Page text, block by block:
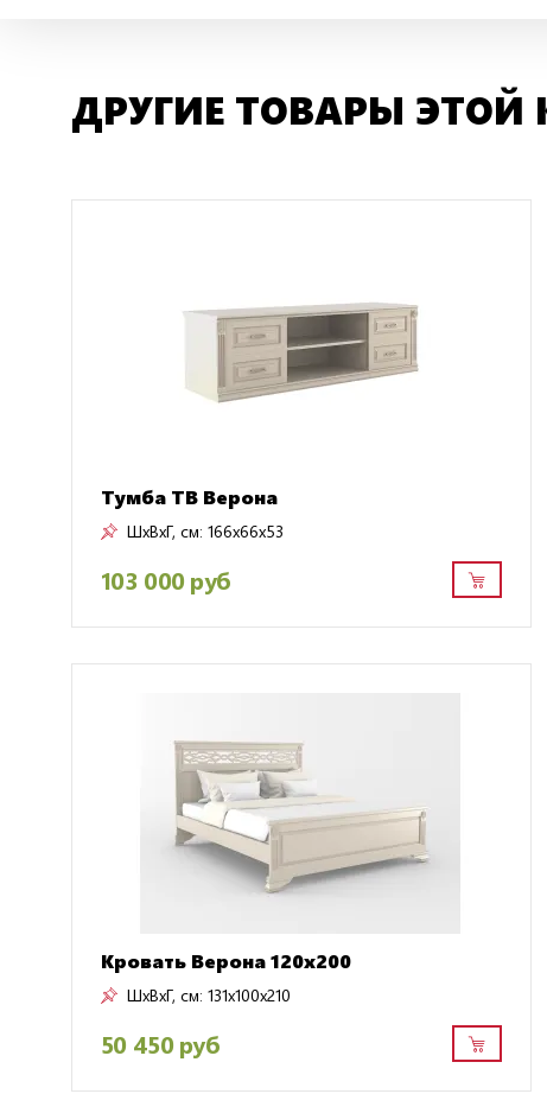
ДРУГИЕ ТОВАРЫ ЭТОЙ
Тумба ТВ Верона
ШxВxГ, см: 166x66x53
103 000 руб
Кровать Верона 120х200
ШxВxГ, см: 131x100x210
50 450 руб